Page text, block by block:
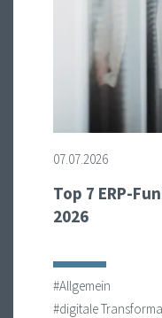
07.07.2026
Top 7 ERP-
2026
#Allgemein
#digitale